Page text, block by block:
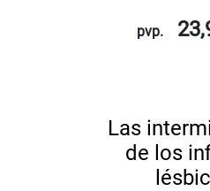
pvp.
Las
de los